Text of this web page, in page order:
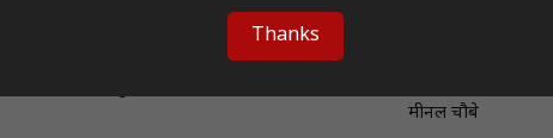
मीनल चौबे
Thanks